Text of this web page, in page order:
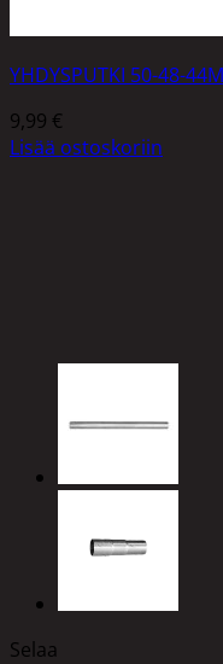
YHDYSPUTKI 50-48-
9,99 €
Lisää ostoskoriin
Selaa